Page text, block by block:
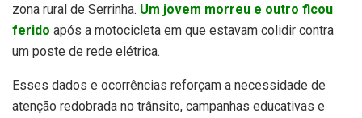
zona rural de Serrinha. Um jovem morreu e outro ficou
ferido após a motocicleta em que estavam colidir contra
um poste de rede elétrica.
Esses dados e ocorrências reforçam a necessidade de
atenção redobrada no trânsito, campanhas educativas e